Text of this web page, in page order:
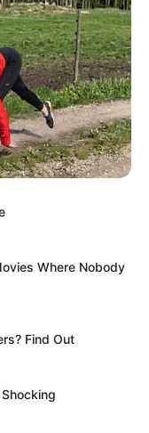
ώρες ή
κρύβονται σε
,
σύμφωνα
και
δικτύωσης.
δυνατό
έλεγχο του
Where Nobody
Find Out